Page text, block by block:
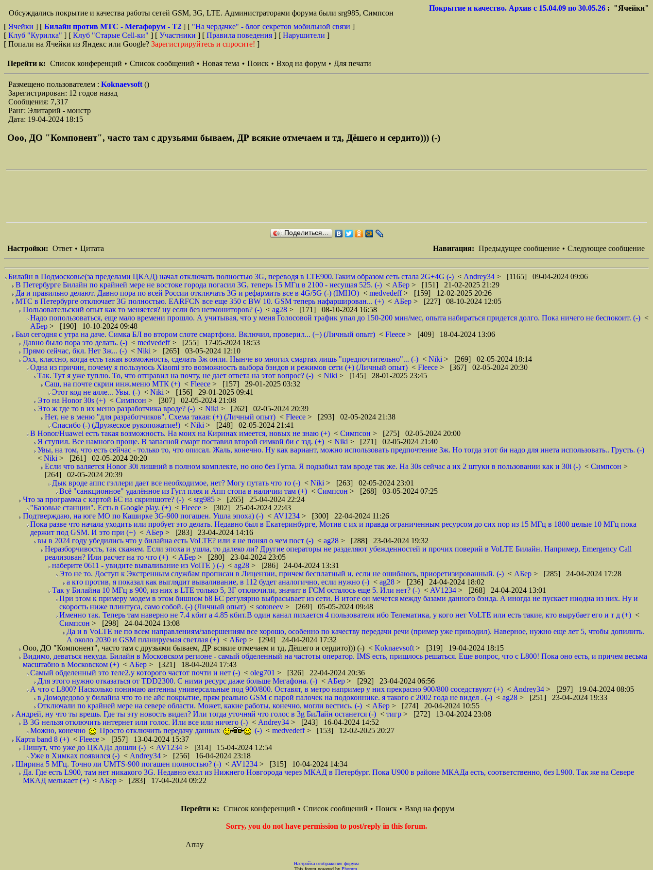
Покрытие и качество. Архив с 15.04.09 по 30.05.26 : "Ячейки"
Обсуждались покрытие и качества работы сетей GSM, 3G, LTE. Администраторами форума были srg985, Симпсон
[ Ячейки ] [ Билайн против МТС - Мегафорум - T2 ] [ "На чердачке" - блог секретов мобильной связи ]
[ Клуб "Курилка" ] [ Клуб "Старые Сell-ки" ] [ Участники ] [ Правила поведения ] [ Нарушители ]
[ Попали на Ячейки из Яндекс или Google? Зарегистрируйтесь и спросите! ]
Перейти к: Список конференций • Список сообщений • Новая тема • Поиск • Вход на форум • Для печати
Размещено пользователем : Koknaevsoft ()
Зарегистрирован: 12 годов назад
Сообщения: 7,317
Ранг: Элитарий - монстр
Дата: 19-04-2024 18:15
Ооо, ДО "Компонент", часто там с друзьями бываем, ДР всякие отмечаем и тд, Дёшего и сердито))) (-)
Поделиться…
Навигация: Предыдущее сообщение • Следующее сообщение
Настройки: Ответ • Цитата
Билайн в Подмосковье(за пределами ЦКАД) начал отключать полностью 3G, переводя в LTE900.Таким образом сеть стала 2G+4G (-) < Andrey34 > [1165] 09-04-2024 09:06
В Петербурге Билайн по крайней мере не востоке города погасил 3G, теперь 15 МГц в 2100 - несущая 525. (-) < АБер > [151] 21-02-2025 21:29
Да и правильно делают. Давно пора по всей России отключать 3G и рефармить все в 4G/5G (-) (IMHO) < medvedeff> [159] 12-02-2025 20:26
МТС в Петербурге отключает 3G полностью. EARFCN все еще 350 с BW 10. GSM теперь нафарширован... (+) < АБер > [227] 08-10-2024 12:05
Пользовательский опыт как то меняется? ну если без нетмониторов? (-) < ag28 > [171] 08-10-2024 16:58
Надо попользоваться, еще мало времени прошло. А учитывая, что у меня Голосовой трафик упал до 150-200 мин/мес, опыта набираться придется долго. Пока ничего не беспокоит. (-) <
АБер > [190] 10-10-2024 09:48
Был сегодня с утра на даче. Симка БЛ во втором слоте смартфона. Включил, проверил... (+) (Личный опыт) < Fleece > [409] 18-04-2024 13:06
Давно было пора это делать. (-) < medvedeff> [255] 17-05-2024 18:53
Прямо сейчас, бкл. Нет 3ж... (-) < Niki > [265] 03-05-2024 12:10
Эхх, классно, когда есть такая возможность, сделать 3ж онли. Нынче во многих смартах лишь "предпочтительно"... (-) < Niki > [269] 02-05-2024 18:14
Одна из причин, почему я пользуюсь Xiaomi это возможность выбора бэндов и режимов сети (+) (Личный опыт) < Fleece > [367] 02-05-2024 20:30
Так. Тут я уже туплю. То, что отправил на почту, не дает ответа на этот вопрос? (-) < Niki > [145] 28-01-2025 23:45
Саш, на почте скрин инж.меню МТК (+) < Fleece > [157] 29-01-2025 03:32
Этот код не алле... Увы. (-) < Niki > [156] 29-01-2025 09:41
Это на Honor 30s (+) < Симпсон > [307] 02-05-2024 21:08
Это ж где то в их меню разработчика вроде? (-) < Niki > [262] 02-05-2024 20:39
Нет, не в меню "для разработчиков". Схема такая: (+) (Личный опыт) < Fleece > [293] 02-05-2024 21:38
Спасибо (-) (Дружеское рукопожатие!) < Niki > [248] 02-05-2024 21:41
В Honor/Huawei есть такая возможность. На моих на Киринах имеется, новых не знаю (+) < Симпсон > [275] 02-05-2024 20:00
Я ступил. Все намного проще. В запасной смарт поставил второй симкой би с зэд. (+) < Niki > [271] 02-05-2024 21:40
Увы, на том, что есть сейчас - только то, что описал. Жаль, конечно. Ну как вариант, можно использовать предпочтение 3ж. Но тогда этот би надо для инета использовать.. Грусть. (-)
< Niki > [261] 02-05-2024 20:20
Если что валяется Honor 30i лишний в полном комплекте, но оно без Гугла. Я подзабыл там вроде так же. На 30s сейчас а их 2 штуки в пользовании как и 30i (-) < Симпсон >
[264] 02-05-2024 20:39
Дык вроде аппс гэллери дает все необходимое, нет? Могу путать что то (-) < Niki > [263] 02-05-2024 23:01
Всё "санкционное" удалённое из Гугл плея и Апп стопа в наличии там (+) < Симпсон > [268] 03-05-2024 07:25
Что за программа с картой БС на скриншоте? (-) < srg985 > [265] 25-04-2024 22:24
"Базовые станции". Есть в Google play. (+) < Fleece > [302] 25-04-2024 22:43
Подтверждаю, на юге МО по Каширке 3G-900 погашен. Ушла эпоха) (-) < AV1234 > [300] 22-04-2024 11:26
Пока разве что начала уходить или пробует это делать. Недавно был в Екатеринбурге, Мотив с их и правда ограниченным ресурсом до сих пор из 15 МГц в 1800 целые 10 МГц пока
держит под GSM. И это при (+) < АБер > [283] 23-04-2024 14:16
вы в 2024 году убедились что у билайна есть VoLTE? или я не понял о чем пост (-) < ag28 > [288] 23-04-2024 19:32
Неразборчивость, так скажем. Если эпоха и ушла, то далеко ли? Другие операторы не разделяют убежденностей и прочих поверий в VoLTE Билайн. Например, Emergency Call
реализован? Или расчет на то что (+) < АБер > [280] 23-04-2024 23:05
наберите 0611 - увидите вываливание из VolTE ) (-) < ag28 > [286] 24-04-2024 13:31
Это не то. Доступ к Экстренным службам прописан в Лицензии, причем бесплатный и, если не ошибаюсь, приоретизированный. (-) < АБер > [285] 24-04-2024 17:28
а кто против, я показал как выглядит вываливание, в 112 будет аналогично, если нужно (-) < ag28 > [236] 24-04-2024 18:02
Так у Билайна 10 МГц в 900, из них в LTE только 5, 3Г отключили, значит в ГСМ осталось еще 5. Или нет? (-) < AV1234 > [268] 24-04-2024 13:01
При этом к примеру модем в этом бишном b8 БС регулярно выбрасывает из сети. В итоге он мечется между базами данного бэнда. А иногда не пускает ниодна из них. Ну и
скорость ниже плинтуса, само собой. (-) (Личный опыт) < sotoneev > [269] 05-05-2024 09:48
Именно так. Теперь там наверно не 7.4 кбит а 4.85 кбит.В один канал пихается 4 пользователя ибо Телематика, у кого нет VoLTE или есть такие, кто вырубает его и т д (+) <
Симпсон > [298] 24-04-2024 13:08
Да и в VoLTE не по всем направлениям/завершениям все хорошо, особенно по качеству передачи речи (пример уже приводил). Наверное, нужно еще лет 5, чтобы допилить.
А около 2030 и GSM планируемая светлая (+) < АБер > [294] 24-04-2024 17:32
Ооо, ДО "Компонент", часто там с друзьями бываем, ДР всякие отмечаем и тд, Дёшего и сердито))) (-) < Koknaevsoft > [319] 19-04-2024 18:15
Видимо, деваться некуда. Билайн в Московском регионе - самый обделенный на частоты оператор. IMS есть, пришлось решаться. Еще вопрос, что с L800! Пока оно есть, и причем весьма
масштабно в Московском (+) < АБер > [321] 18-04-2024 17:43
Самый обделенный это теле2,у которого частот почти и нет (-) < oleg701 > [326] 22-04-2024 20:36
Для этого нужно отказаться от TDD2300. С ними ресурс даже больше Мегафона. (-) < АБер > [292] 23-04-2024 06:56
А что с L800? Насколько понимаю антенны универсальные под 900/800. Оставят, в метро например у них прекрасно 900/800 соседствуют (+) < Andrey34 > [297] 19-04-2024 08:05
в Домодедово у билайна что то не айс покрытие, прям реально GSM с парой палочек на подоконнике. я такого с 2002 года не видел . (-) < ag28 > [251] 23-04-2024 19:33
Отключали по крайней мере на севере области. Может, какие работы, конечно, могли вестись. (-) < АБер > [274] 20-04-2024 10:55
Андрей, ну что ты врешь. Где ты эту новость видел? Или тогда уточняй что голос в 3g БиЛайн останется (-) < тигр > [272] 13-04-2024 23:08
В 3G нельзя отключить интернет или голос. Или все или ничего (-) < Andrey34 > [243] 16-04-2024 14:52
Можно, конечно
Просто отключить передачу данных (-) < medvedeff> [153] 12-02-2025 20:27
Карта band 8 (+) < Fleece > [357] 13-04-2024 15:37
Пишут, что уже до ЦКАДа дошли (-) < AV1234 > [314] 15-04-2024 12:54
Уже в Химках появился (-) < Andrey34 > [256] 16-04-2024 23:18
Ширина 5 МГц. Точно ли UMTS-900 погашен полностью? (-) < AV1234 > [315] 10-04-2024 14:34
Да. Где есть L900, там нет никакого 3G. Недавно ехал из Нижнего Новгорода через МКАД в Петербург. Пока U900 в районе МКАДа есть, соответственно, без L900. Так же на Севере
МКАД мелькает (+) < АБер > [283] 17-04-2024 09:22
Перейти к: Список конференций • Список сообщений • Поиск • Вход на форум
Sorry, you do not have permission to post/reply in this forum.
Array
Настройка отображения форума
This forum powered by Phorum